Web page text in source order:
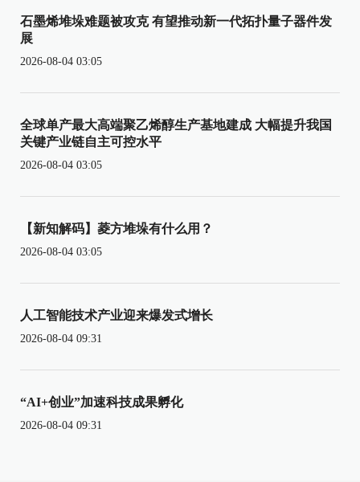
石墨烯堆垛难题被攻克 有望推动新一代拓扑量子器件发
展
2026-08-04 03:05
全球单产最大高端聚乙烯醇生产基地建成 大幅提升我国
关键产业链自主可控水平
2026-08-04 03:05
【新知解码】菱方堆垛有什么用？
2026-08-04 03:05
人工智能技术产业迎来爆发式增长
2026-08-04 09:31
“AI+创业”加速科技成果孵化
2026-08-04 09:31